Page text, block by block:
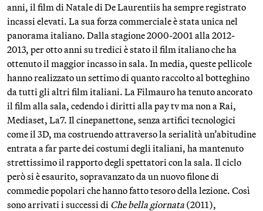
anni, il film di Natale di De Laurentiis ha sempre registrato
incassi elevati. La sua forza commerciale è stata unica nel
panorama italiano. Dalla stagione 2000-2001 alla 2012-
2013, per otto anni su tredici è stato il film italiano che ha
ottenuto il maggior incasso in sala. In media, queste pellicole
hanno realizzato un settimo di quanto raccolto al botteghino
da tutti gli altri film italiani. La Filmauro ha tenuto ancorato
il film alla sala, cedendo i diritti alla pay tv ma non a Rai,
Mediaset, La7. Il cinepanettone, senza artifici tecnologici
come il 3D, ma costruendo attraverso la serialità un’abitudine
entrata a far parte dei costumi degli italiani, ha mantenuto
strettissimo il rapporto degli spettatori con la sala. Il ciclo
però si è esaurito, sopravanzato da un nuovo filone di
commedie popolari che hanno fatto tesoro della lezione. Così
sono arrivati i successi di Che bella giornata (2011),